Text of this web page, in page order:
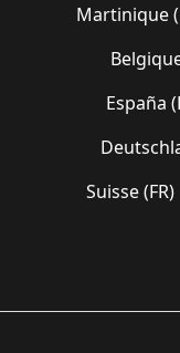
Martinique
España
Suisse (FR)